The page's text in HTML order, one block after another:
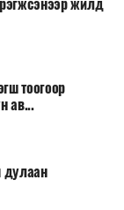
замын
хүрэх
засгийн
засгийн
жилд
тоогоор
ав...
дулаан